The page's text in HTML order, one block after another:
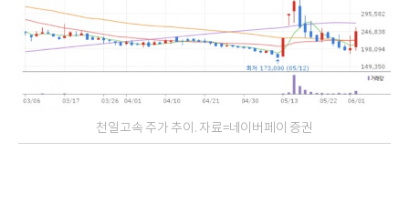
천일고속 주가 추이. 자료=네이버페이 증권